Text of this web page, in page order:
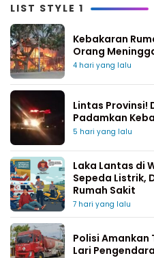
LIST STYLE 1
Kebakaran
Orang
4 hari yang lalu
Lintas Provinsi!
Padamkan
5 hari yang lalu
Laka Lantas di
Sepeda Listrik,
Rumah Sakit
7 hari yang lalu
Polisi Amankan
Lari